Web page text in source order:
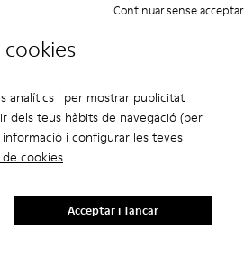
analítics i per mostrar publicitat
dels teus hàbits de navegació (per
i configurar les teves
cookies.
Continuar sense acceptar
Acceptar i Tancar